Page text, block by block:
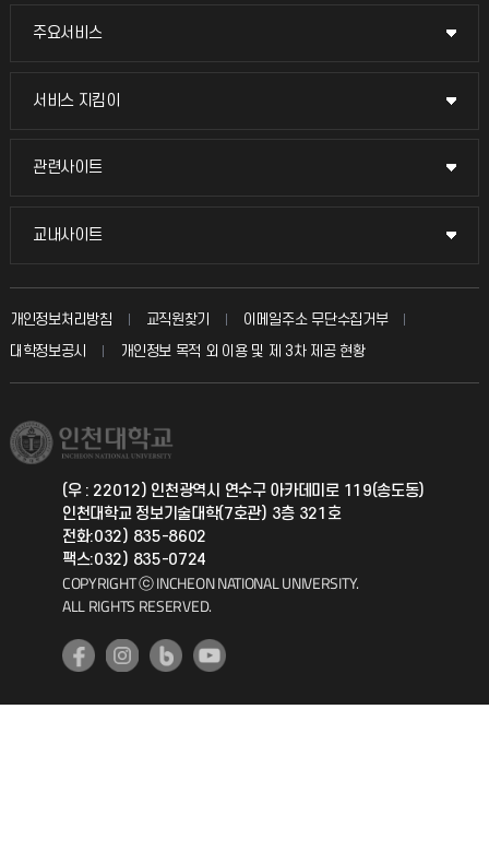
주요서비스
주요서비스
교무회의방송
입학안내
취업정보(학생)
서비스 지킴이
서비스 지킴이
묻고 답하기
칭찬마당
학생서비스 지킴이
관련사이트
관련사이트
국방헬프콜
총동문회
교내사이트
교내사이트
교수회
교육혁신본부
국제지원과
공자아카데미
기초교육원
개인정보처리방침 교직원찾기
이메일주소 무단수집거부
대학정보공시
개인정보 목적 외 이용 및 제 3차 제공 현황
(우 : 22012) 인천광역시 연수구 아카데미로 119(송도동)
인천대학교 정보기술대학(7호관) 3층 321호
전화:032) 835-8602
팩스:032) 835-0724
COPYRIGHT ⓒ INCHEON NATIONAL UNIVERSITY.
ALL RIGHTS RESERVED.